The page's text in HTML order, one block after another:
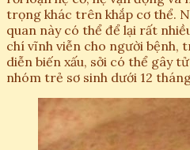
trọng khác trên khắp cơ thể.
quan này có thể để lại rất
chí vĩnh viễn cho người bệnh,
diễn biến xấu, sởi có thể gây
nhóm trẻ sơ sinh dưới 12